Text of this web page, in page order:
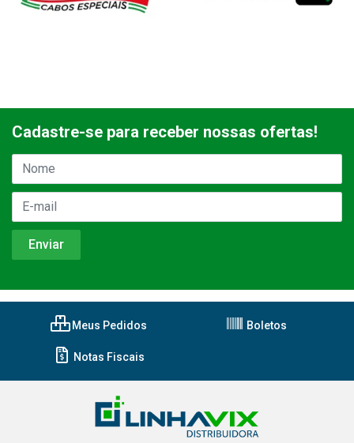
Cadastre-se para receber nossas ofertas!
Meus Pedidos Boletos
Notas Fiscais